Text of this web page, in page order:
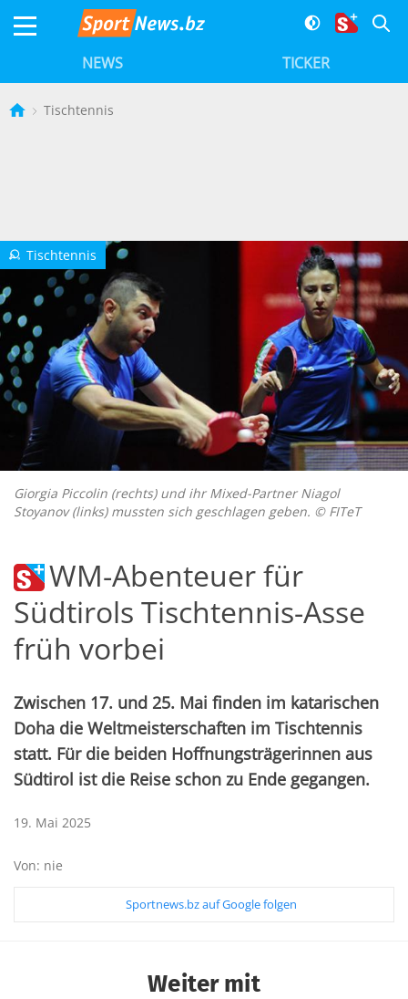
NEWS TICKER
Tischtennis
U Tischtennis
Giorgia Piccolin (rechts) und ihr Mixed-Partner Niagol
Stoyanov (links) mussten sich geschlagen geben. © FITeT
WM-Abenteuer für
Südtirols Tischtennis-Asse
früh vorbei
Zwischen 17. und 25. Mai finden im katarischen
Doha die Weltmeisterschaften im Tischtennis
statt. Für die beiden Hoffnungsträgerinnen aus
Südtirol ist die Reise schon zu Ende gegangen.
19. Mai 2025
Von: nie
Sportnews.bz auf Google folgen